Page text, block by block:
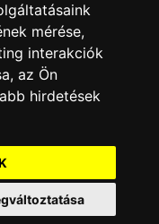
mérése,
interakciók
, az Ön
hirdetések
lehetőség
időpont
- 15.00 között.
termékek,
a központ
nélkül.
nem tartalmazzák.